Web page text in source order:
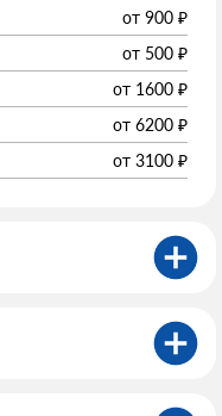
от 900 ₽
от 500 ₽
от 1600 ₽
от 6200 ₽
от 3100 ₽